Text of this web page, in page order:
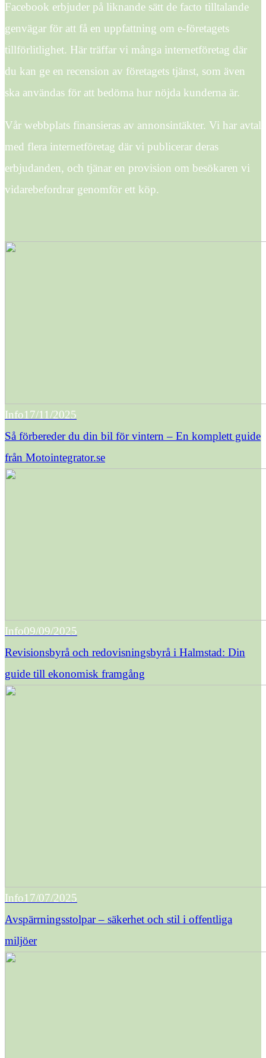
Facebook erbjuder på liknande sätt de facto tilltalande
genvägar för att få en uppfattning om e-företagets
tillförlitlighet. Här träffar vi många internetföretag där
du kan ge en recension av företagets tjänst, som även
ska användas för att bedöma hur nöjda kunderna är.
Vår webbplats finansieras av annonsintäkter. Vi har avtal
med flera internetföretag där vi publicerar deras
erbjudanden, och tjänar en provision om besökaren vi
vidarebefordrar genomför ett köp.
Info17/11/2025
Så förbereder du din bil för vintern – En komplett guide
från Motointegrator.se
Info09/09/2025
Revisionsbyrå och redovisningsbyrå i Halmstad: Din
guide till ekonomisk framgång
Info17/07/2025
Avspärrningsstolpar – säkerhet och stil i offentliga
miljöer